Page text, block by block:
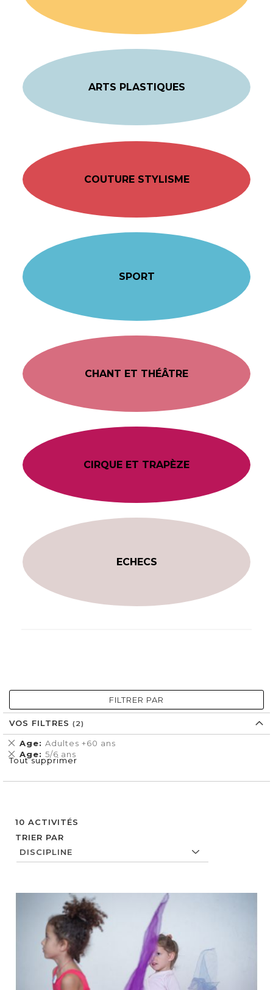
ARTS PLASTIQUES
COUTURE STYLISME
SPORT
CHANT ET THÉÂTRE
CIRQUE ET TRAPÈZE
ECHECS
10 ACTIVITÉS
TRIER PAR
FILTRER PAR
VOS FILTRES
Age Adultes +60 ans
Supprimer
cet
Élément
Age 5/6 ans
Supprimer
cet
Tout supprimer